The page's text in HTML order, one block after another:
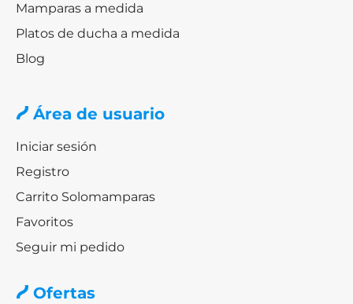
Mamparas a medida
Platos de ducha a medida
Blog
Área de usuario
Iniciar sesión
Registro
Carrito Solomamparas
Favoritos
Seguir mi pedido
Ofertas